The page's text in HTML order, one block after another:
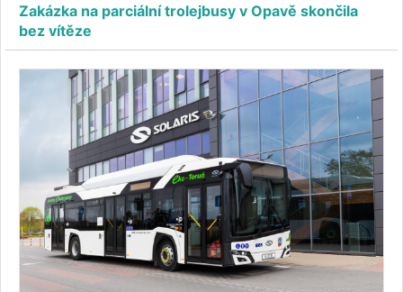
Zakázka na parciální trolejbusy v Opavě skončila
bez vítěze